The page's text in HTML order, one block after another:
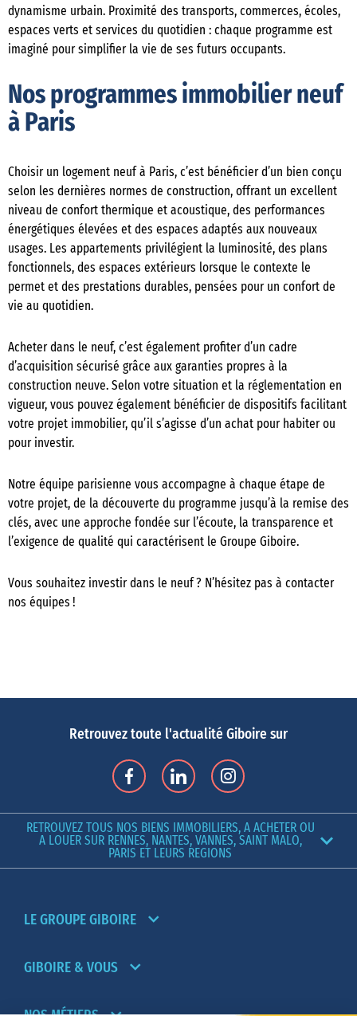
dynamisme urbain. Proximité des transports, commerces, écoles,
espaces verts et services du quotidien : chaque programme est
imaginé pour simplifier la vie de ses futurs occupants.
Nos programmes immobilier neuf
à Paris
Choisir un logement neuf à Paris, c’est bénéficier d’un bien conçu
selon les dernières normes de construction, offrant un excellent
niveau de confort thermique et acoustique, des performances
énergétiques élevées et des espaces adaptés aux nouveaux
usages. Les appartements privilégient la luminosité, des plans
fonctionnels, des espaces extérieurs lorsque le contexte le
permet et des prestations durables, pensées pour un confort de
vie au quotidien.
Acheter dans le neuf, c’est également profiter d’un cadre
d’acquisition sécurisé grâce aux garanties propres à la
construction neuve. Selon votre situation et la réglementation en
vigueur, vous pouvez également bénéficier de dispositifs facilitant
votre projet immobilier, qu’il s’agisse d’un achat pour habiter ou
pour investir.
Notre équipe parisienne vous accompagne à chaque étape de
votre projet, de la découverte du programme jusqu’à la remise des
clés, avec une approche fondée sur l’écoute, la transparence et
l’exigence de qualité qui caractérisent le Groupe Giboire.
Vous souhaitez investir dans le neuf ? N’hésitez pas à contacter
nos équipes !
Retrouvez toute l'actualité Giboire sur
RETROUVEZ TOUS NOS BIENS IMMOBILIERS, A ACHETER OU
A LOUER SUR RENNES, NANTES, VANNES, SAINT MALO,
PARIS ET LEURS REGIONS
LE GROUPE GIBOIRE
GIBOIRE & VOUS